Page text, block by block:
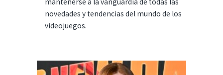
novedades y tendencias del mundo de los
videojuegos.